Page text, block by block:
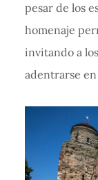
pesar de los
homenaje
invitando a
adentrarse